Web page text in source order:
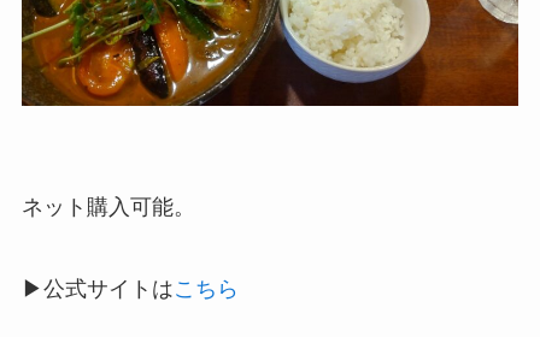
ネット購入可能。
▶公式サイトはこちら